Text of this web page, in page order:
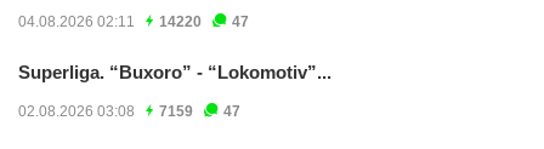
04.08.2026 02:11 14220 47
Superliga. “Buxoro” - “Lokomotiv”...
02.08.2026 03:08 7159 47